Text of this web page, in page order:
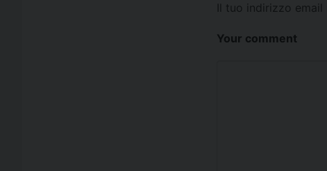
Il tuo indirizzo
Your comment